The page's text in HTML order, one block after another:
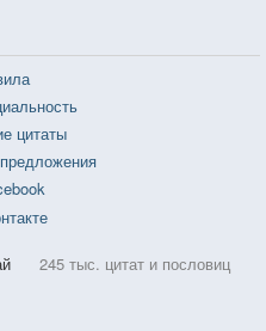
цитаты
245 тыс. цитат и пословиц